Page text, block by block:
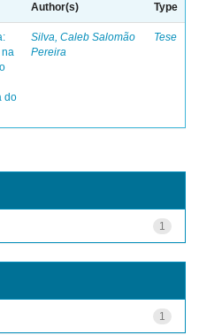
Author(s) Type
na
do
Silva, Caleb Salomão
Pereira
Tese
1
1